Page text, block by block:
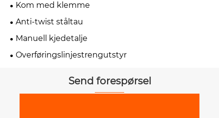
Kom med klemme
Anti-twist ståltau
Manuell kjedetalje
Overføringslinjestrengutstyr
Send forespørsel